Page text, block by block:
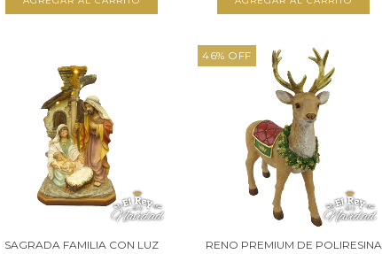
SAGRADA FAMILIA CON LUZ
46% OFF
RENO PREMIUM DE POLIRESINA